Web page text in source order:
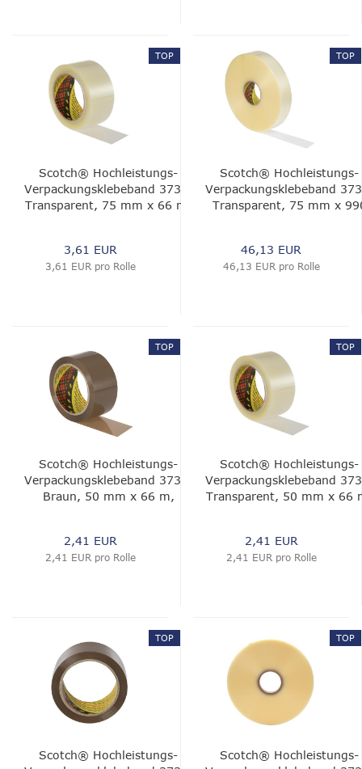
TOP
Scotch® Hochleistungs-
Verpackungsklebeband 3739,
Transparent, 75 mm x 66 m,
3,61 EUR
3,61 EUR pro Rolle
TOP
Scotch® Hochleistungs-
Verpackungsklebeband
Transparent, 75 mm x
46,13 EUR
46,13 EUR pro Rolle
TOP
Scotch® Hochleistungs-
Verpackungsklebeband 3739,
Braun, 50 mm x 66 m,
2,41 EUR
2,41 EUR pro Rolle
TOP
Scotch® Hochleistungs-
Verpackungsklebeband
Transparent, 50 mm x 66
2,41 EUR
2,41 EUR pro Rolle
TOP
Scotch® Hochleistungs-
TOP
Scotch® Hochleistungs-